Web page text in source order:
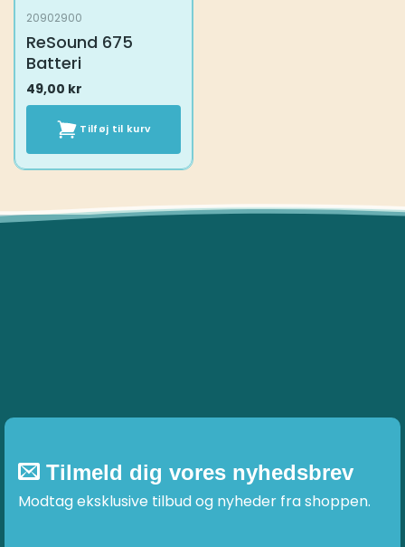
20902900
ReSound 675
Batteri
49,00 kr
Tilføj til kurv
Tilmeld dig vores nyhedsbrev
Modtag eksklusive tilbud og nyheder fra shoppen.